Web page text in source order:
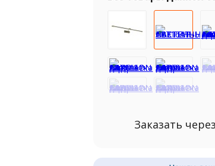
Заказать